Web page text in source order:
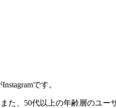
です。
た、50代以上の年齢層のユ